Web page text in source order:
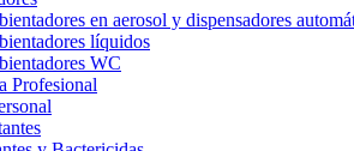
en aerosol y dispensadores
líquidos
WC
Profesional